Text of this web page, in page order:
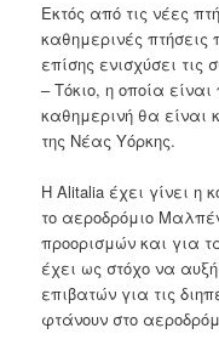
Εκτός από τις νέες
καθημερινές
επίσης ενισχύσει τις
– Τόκιο, η οποία
καθημερινή θα είναι
της Νέας Υόρκης.
Η Alitalia έχει γίνει η
το αεροδρόμιο
προορισμών και για
έχει ως στόχο να
επιβατών για τις
φτάνουν στο